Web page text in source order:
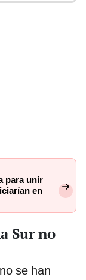
para unir
en
Sur no
se han